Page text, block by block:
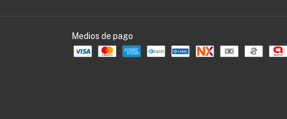
Medios de pago